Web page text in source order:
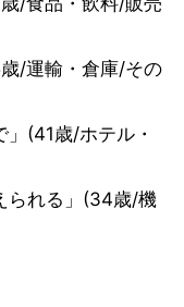
/運輸・倉庫/その
」(41歳/ホテル・
られる」(34歳/機